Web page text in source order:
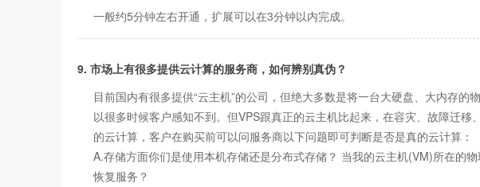
一般约5分钟左右开通，扩展可以在3分钟以内完成。
9. 市场上有很多提供云计算的服务商，如何辨别真伪？
目前国内有很多提供“云主机”的公司，但绝大多数是将一台大硬盘、大内存
以很多时候客户感知不到。但VPS跟真正的云主机比起来，在容灾、故障迁
的云计算，客户在购买前可以问服务商以下问题即可判断是否是真的云计算：
A.存储方面你们是使用本机存储还是分布式存储？ 当我的云主机(VM)所在的
恢复服务？